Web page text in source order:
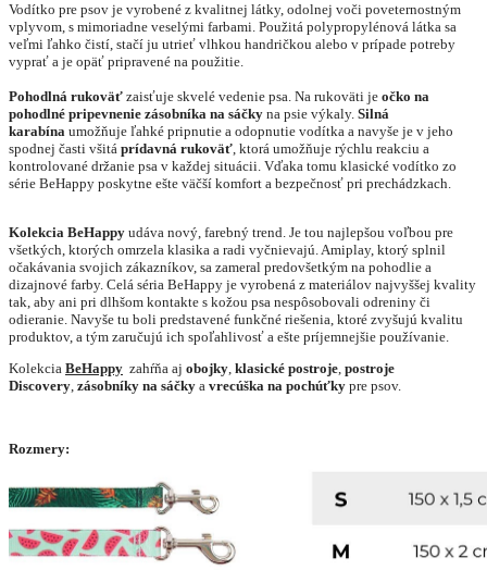
Vodítko pre psov je vyrobené z kvalitnej látky, odolnej voči poveternostným
vplyvom, s mimoriadne veselými farbami. Použitá polypropylénová látka sa
veľmi ľahko čistí, stačí ju utrieť vlhkou handričkou alebo v prípade potreby
vyprať a je opäť pripravené na použitie.
Pohodlná rukoväť zaisťuje skvelé vedenie psa. Na rukoväti je očko na
pohodlné pripevnenie zásobníka na sáčky na psie výkaly. Silná
karabína umožňuje ľahké pripnutie a odopnutie vodítka a navyše je v jeho
spodnej časti všitá prídavná rukoväť, ktorá umožňuje rýchlu reakciu a
kontrolované držanie psa v každej situácii. Vďaka tomu klasické vodítko zo
série BeHappy poskytne ešte väčší komfort a bezpečnosť pri prechádzkach.
Kolekcia BeHappy udáva nový, farebný trend. Je tou najlepšou voľbou pre
všetkých, ktorých omrzela klasika a radi vyčnievajú. Amiplay, ktorý splnil
očakávania svojich zákazníkov, sa zameral predovšetkým na pohodlie a
dizajnové farby. Celá séria BeHappy je vyrobená z materiálov najvyššej kvality
tak, aby ani pri dlhšom kontakte s kožou psa nespôsobovali odreniny či
odieranie. Navyše tu boli predstavené funkčné riešenia, ktoré zvyšujú kvalitu
produktov, a tým zaručujú ich spoľahlivosť a ešte príjemnejšie používanie.
Kolekcia BeHappy zahŕňa aj obojky, klasické postroje, postroje
Discovery, zásobníky na sáčky a vrecúška na pochúťky pre psov.
Rozmery: